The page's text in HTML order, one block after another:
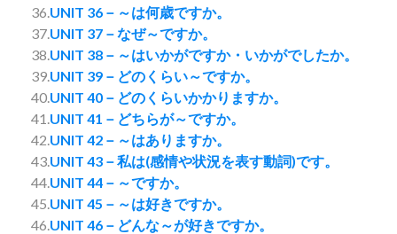
36.UNIT 36－～は何歳ですか。
37.UNIT 37－なぜ～ですか。
38.UNIT 38－～はいかがですか・いかがでしたか。
39.UNIT 39－どのくらい～ですか。
40.UNIT 40－どのくらいかかりますか。
41.UNIT 41－どちらが～ですか。
42.UNIT 42－～はありますか。
43.UNIT 43－私は(感情や状況を表す動詞)です。
44.UNIT 44－～ですか。
45.UNIT 45－～は好きですか。
46.UNIT 46－どんな～が好きですか。